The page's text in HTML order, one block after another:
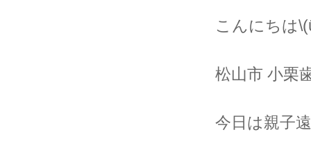
こんにちは
松山市 小栗
今日は親子